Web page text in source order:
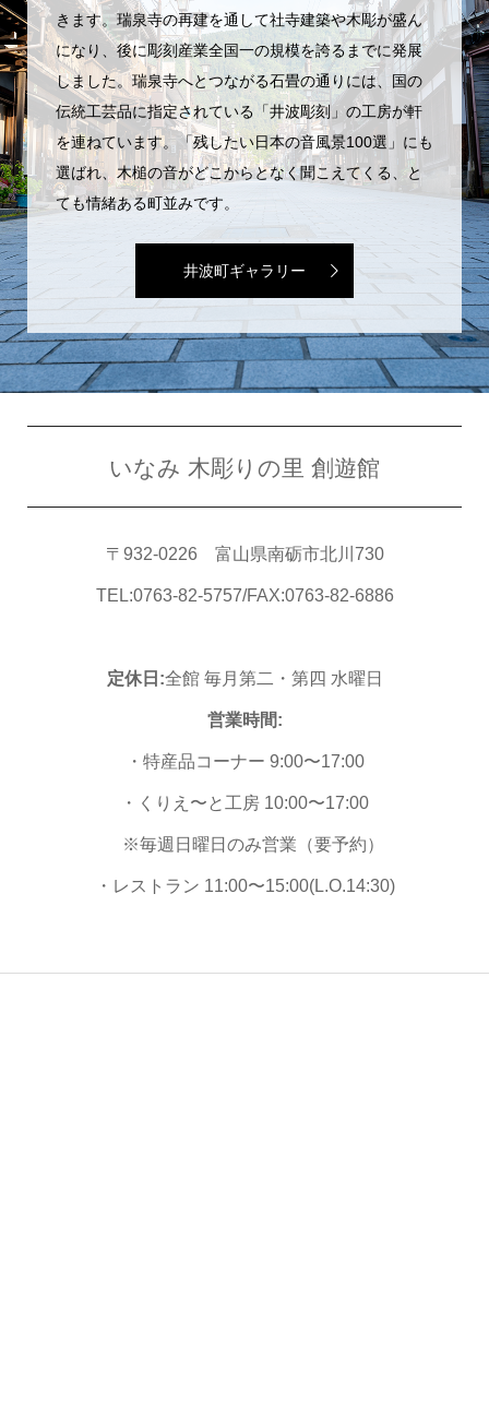
きます。瑞泉寺の再建を通して社寺建築や木彫が盛ん
になり、後に彫刻産業全国一の規模を誇るまでに発展
しました。瑞泉寺へとつながる石畳の通りには、国の
伝統工芸品に指定されている「井波彫刻」の工房が軒
を連ねています。「残したい日本の音風景100選」にも
選ばれ、木槌の音がどこからとなく聞こえてくる、と
ても情緒ある町並みです。
井波町ギャラリー
いなみ 木彫りの里 創遊館
〒932-0226 富山県南砺市北川730
TEL:0763-82-5757/FAX:0763-82-6886
定休日:全館 毎月第二・第四 水曜日
営業時間:
・特産品コーナー 9:00〜17:00
・くりえ〜と工房 10:00〜17:00
※毎週日曜日のみ営業（要予約）
・レストラン 11:00〜15:00(L.O.14:30)